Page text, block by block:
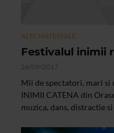
ALTE MATERIALE
Festivalul inimii
26/09/2017
Mii de spectatori, mari si
INIMII CATENA din
muzica, dans, distractie